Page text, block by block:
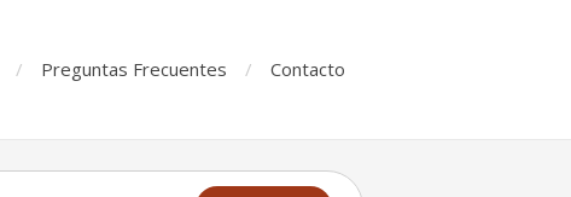
Preguntas Frecuentes Contacto